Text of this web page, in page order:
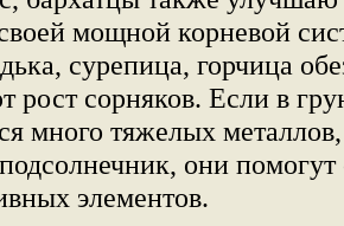
мощной корневой
сурепица, горчица
рост сорняков. Если в
много тяжелых
они помогут
элементов.